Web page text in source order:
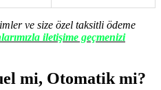
ve size özel taksitli ödeme
iletişime geçmenizi
mi, Otomatik mi?